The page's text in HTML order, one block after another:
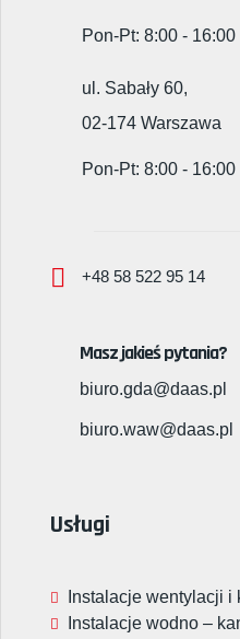
Pon-Pt: 8:00 - 16:00
ul. Sabały 60,
02-174 Warszawa
Pon-Pt: 8:00 - 16:00
+48 58 522 95 14
Masz jakieś pytania?
biuro.gda@daas.pl
biuro.waw@daas.pl
Usługi
Instalacje wentylacji i
Instalacje wodno –